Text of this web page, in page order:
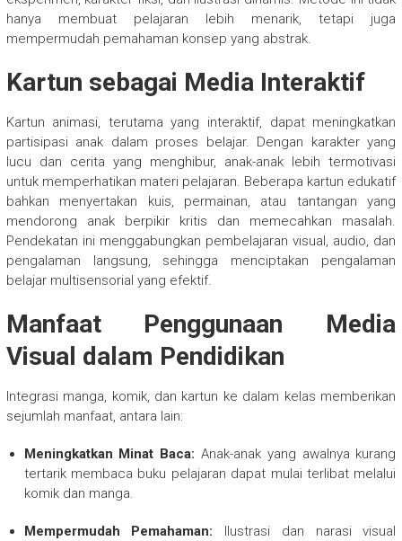
hanya membuat pelajaran lebih menarik, tetapi juga
mempermudah pemahaman konsep yang abstrak.
Kartun sebagai Media Interaktif
Kartun animasi, terutama yang interaktif, dapat meningkatkan
partisipasi anak dalam proses belajar. Dengan karakter yang
lucu dan cerita yang menghibur, anak-anak lebih termotivasi
untuk memperhatikan materi pelajaran. Beberapa kartun edukatif
bahkan menyertakan kuis, permainan, atau tantangan yang
mendorong anak berpikir kritis dan memecahkan masalah.
Pendekatan ini menggabungkan pembelajaran visual, audio, dan
pengalaman langsung, sehingga menciptakan pengalaman
belajar multisensorial yang efektif.
Manfaat Penggunaan Media
Visual dalam Pendidikan
Integrasi manga, komik, dan kartun ke dalam kelas memberikan
sejumlah manfaat, antara lain:
Meningkatkan Minat Baca: Anak-anak yang awalnya kurang
tertarik membaca buku pelajaran dapat mulai terlibat melalui
komik dan manga.
Mempermudah Pemahaman: Ilustrasi dan narasi visual